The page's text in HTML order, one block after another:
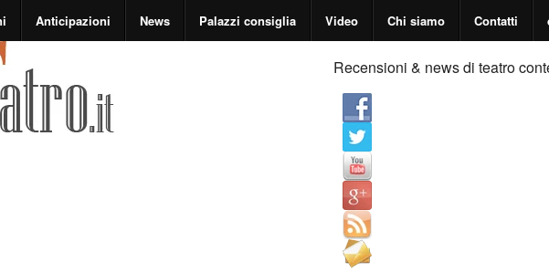
Anticipazioni News Palazzi consiglia Video Chi siamo Contatti
Recensioni & news di teatro